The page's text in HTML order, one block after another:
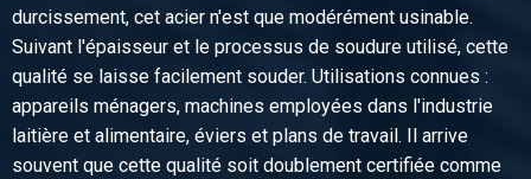
durcissement, cet acier n'est que modérément usinable.
Suivant l'épaisseur et le processus de soudure utilisé, cette
qualité se laisse facilement souder. Utilisations connues :
appareils ménagers, machines employées dans l'industrie
laitière et alimentaire, éviers et plans de travail. Il arrive
souvent que cette qualité soit doublement certifiée comme